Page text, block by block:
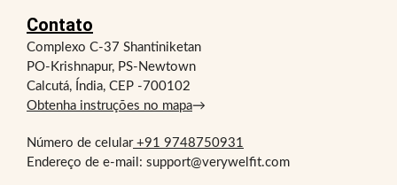
Contato
Complexo C-37 Shantiniketan
PO-Krishnapur, PS-Newtown
Calcutá, Índia, CEP -700102
Obtenha instruções no mapa→
Número de celular+91 9748750931
Endereço de e-mail: support@verywelfit.com